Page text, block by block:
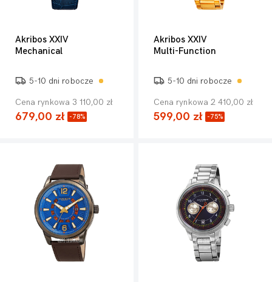
Akribos XXIV
Mechanical
5-10 dni robocze
Cena rynkowa 3 110,00 zł
679,00 zł -78%
Akribos XXIV
Multi-Function
5-10 dni robocze
Cena rynkowa 2 410,00 zł
599,00 zł -75%